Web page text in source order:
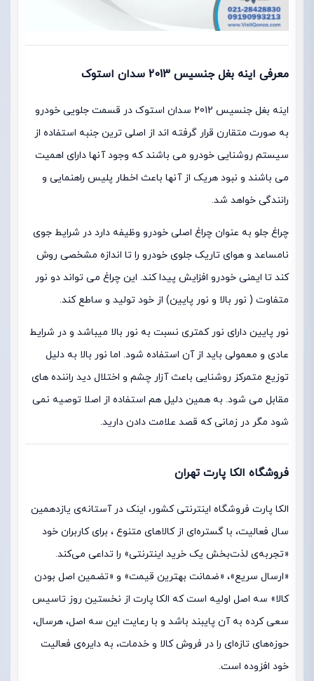
معرفی اینه بغل جنسیس 2013 سدان استوک
اینه بغل جنسیس 2012 سدان استوک در قسمت جلویی خودرو
به صورت متقارن قرار گرفته اند از اصلی ترین جنبه استفاده از
سیستم روشنایی خودرو می باشند که وجود آنها دارای اهمیت
می باشند و نبود هریک از آنها باعث اخطار پلیس راهنمایی و
رانندگی خواهد شد.
چراغ جلو به عنوان چراغ اصلی خودرو وظیفه دارد در شرایط جوی
نامساعد و هوای تاریک جلوی خودرو را تا اندازه مشخصی روش
کند تا ایمنی خودرو افزایش پیدا کند. این چراغ می تواند دو نور
متفاوت ( نور بالا و نور پایین) از خود تولید و ساطع کند.
نور پایین دارای نور کمتری نسبت به نور بالا میباشد و در شرایط
عادی و معمولی باید از آن استفاده شود. اما نور بالا به دلیل
توزیع متمرکز روشنایی باعث آزار چشم و اختلال دید راننده های
مقابل می شود. به همین دلیل هم استفاده از اصلا توصیه نمی
شود مگر در زمانی که قصد علامت دادن دارید.
فروشگاه الکا پارت تهران
الکا پارت فروشگاه اینترنتی کشور، اینک در آستانه‌ی یازدهمین
سال فعالیت، با گستره‌ای از کالاهای متنوع ، برای کاربران خود
«تجربه‌ی لذت‌بخش یک خرید اینترنتی» را تداعی می‌کند.
«ارسال سریع»، «ضمانت بهترین قیمت» و «تضمین اصل بودن
کالا» سه اصل اولیه است که الکا پارت از نخستین روز تاسیس
سعی کرده به آن پایبند باشد و با رعایت این سه اصل، هرسال،
حوزه‌های تازه‌ای را در فروش کالا و خدمات، به دایره‌ی فعالیت
خود افزوده است.